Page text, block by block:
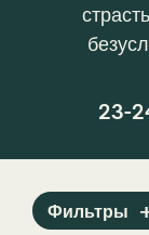
страстью
23-24'
Фильтры